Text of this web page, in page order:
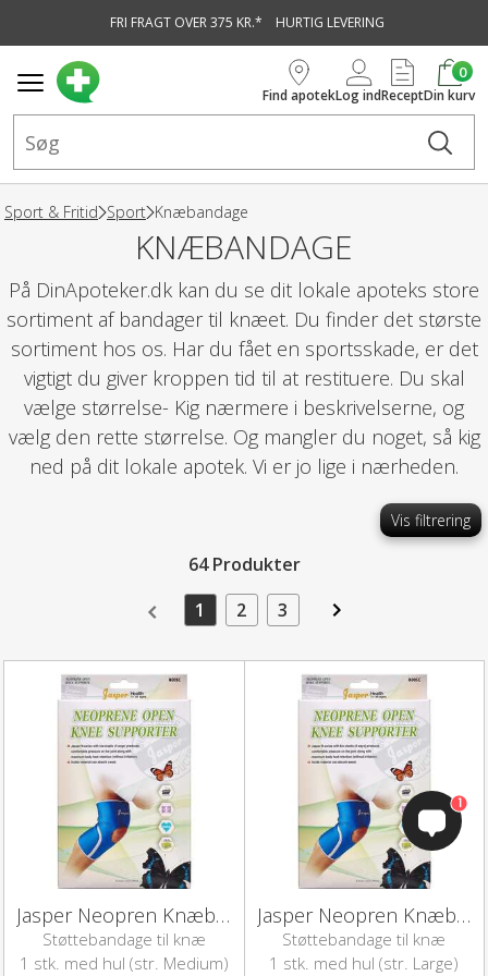
FRI FRAGT OVER 375 KR.* HURTIG LEVERING
Find apotekLog indRecept
0
Din kurv
Sport & Fritid Sport Knæbandage
KNÆBANDAGE
På DinApoteker.dk kan du se dit lokale apoteks store
sortiment af bandager til knæet. Du finder det største
sortiment hos os. Har du fået en sportsskade, er det
vigtigt du giver kroppen tid til at restituere. Du skal
vælge størrelse- Kig nærmere i beskrivelserne, og
vælg den rette størrelse. Og mangler du noget, så kig
ned på dit lokale apotek. Vi er jo lige i nærheden.
Vis filtrering
64 Produkter
1
2 3
Jasper Neopren Knæbandage med hul (M)
Støttebandage til knæ
1 stk. med hul (str. Medium)
Jasper Neopren Knæbandage med hul (L)
Støttebandage til knæ
1 stk. med hul (str. Large)
1